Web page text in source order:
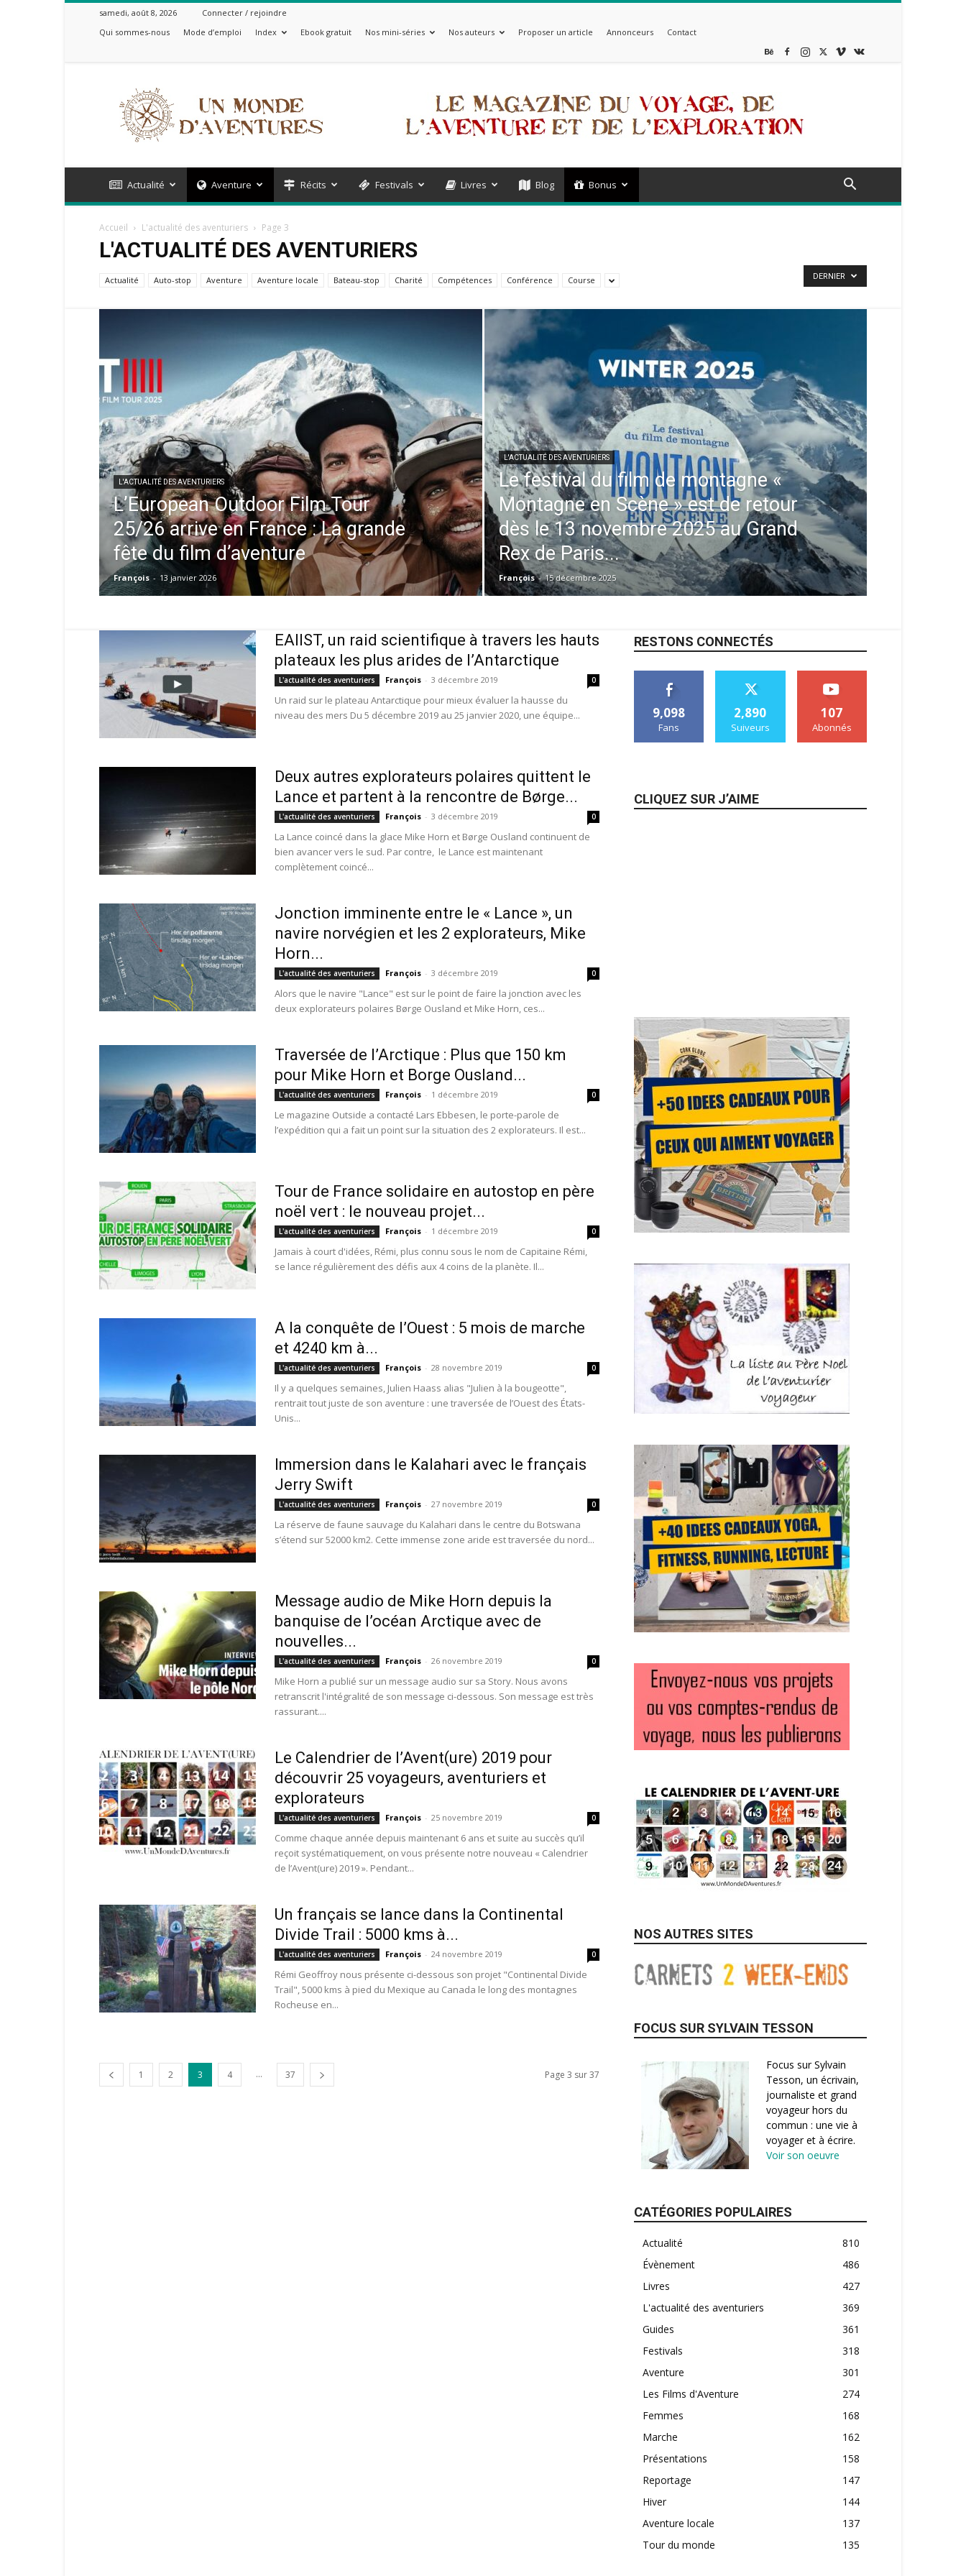
samedi, août 8, 2026
Connecter / rejoindre
Qui sommes-nous
Mode d’emploi Index Ebook gratuit Nos mini-séries Nos auteurs Proposer un article Annonceurs Contact
Monde
d'Aventures
Actualité Aventure Récits Festivals Livres Blog Bonus
Accueil L'actualité des aventuriers Page 3
L'ACTUALITÉ DES AVENTURIERS
Actualité Auto-stop Aventure Aventure locale Bateau-stop Charité Compétences Conférence Course DERNIER
L'ACTUALITÉ DES AVENTURIERS
L’European Outdoor Film Tour
25/26 arrive en France : La grande
fête du film d’aventure
François - 13 janvier 2026
L'ACTUALITÉ DES AVENTURIERS
Le festival du film de montagne «
Montagne en Scène » est de retour
dès le 13 novembre 2025 au Grand
Rex de Paris...
François - 15 décembre 2025
EAIIST, un raid scientifique à travers les hauts
plateaux les plus arides de l’Antarctique
L'actualité des aventuriers François - 3 décembre 2019 0
Un raid sur le plateau Antarctique pour mieux évaluer la hausse du
niveau des mers Du 5 décembre 2019 au 25 janvier 2020, une équipe...
Deux autres explorateurs polaires quittent le
Lance et partent à la rencontre de Børge...
L'actualité des aventuriers François - 3 décembre 2019 0
La Lance coincé dans la glace Mike Horn et Børge Ousland continuent de
bien avancer vers le sud. Par contre, le Lance est maintenant
complètement coincé...
Jonction imminente entre le « Lance », un
navire norvégien et les 2 explorateurs, Mike
Horn...
L'actualité des aventuriers François - 3 décembre 2019 0
Alors que le navire "Lance" est sur le point de faire la jonction avec les
deux explorateurs polaires Børge Ousland et Mike Horn, ces...
Traversée de l’Arctique : Plus que 150 km
pour Mike Horn et Borge Ousland...
L'actualité des aventuriers François - 1 décembre 2019 0
Le magazine Outside a contacté Lars Ebbesen, le porte-parole de
l’expédition qui a fait un point sur la situation des 2 explorateurs. Il est...
Tour de France solidaire en autostop en père
noël vert : le nouveau projet...
L'actualité des aventuriers François - 1 décembre 2019 0
Jamais à court d'idées, Rémi, plus connu sous le nom de Capitaine Rémi,
se lance régulièrement des défis aux 4 coins de la planète. Il...
A la conquête de l’Ouest : 5 mois de marche
et 4240 km à...
L'actualité des aventuriers François - 28 novembre 2019 0
Il y a quelques semaines, Julien Haass alias "Julien à la bougeotte",
rentrait tout juste de son aventure : une traversée de l’Ouest des États-
Unis...
Immersion dans le Kalahari avec le français
Jerry Swift
L'actualité des aventuriers François - 27 novembre 2019 0
La réserve de faune sauvage du Kalahari dans le centre du Botswana
s’étend sur 52000 km2. Cette immense zone aride est traversée du nord...
Message audio de Mike Horn depuis la
banquise de l’océan Arctique avec de
nouvelles...
L'actualité des aventuriers François - 26 novembre 2019 0
Mike Horn a publié sur un message audio sur sa Story. Nous avons
retranscrit l'intégralité de son message ci-dessous. Son message est très
rassurant....
Le Calendrier de l’Avent(ure) 2019 pour
découvrir 25 voyageurs, aventuriers et
explorateurs
L'actualité des aventuriers François - 25 novembre 2019 0
Comme chaque année depuis maintenant 6 ans et suite au succès qu’il
reçoit systématiquement, on vous présente notre nouveau « Calendrier
de l’Avent(ure) 2019 ». Pendant...
Un français se lance dans la Continental
Divide Trail : 5000 kms à...
L'actualité des aventuriers François - 24 novembre 2019 0
Rémi Geoffroy nous présente ci-dessous son projet "Continental Divide
Trail", 5000 kms à pied du Mexique au Canada le long des montagnes
Rocheuse en...
1 2 3 4 ... 37 Page 3 sur 37
RESTONS CONNECTÉS
9,098
Fans
2,890
Suiveurs
107
Abonnés
CLIQUEZ SUR J’AIME
NOS AUTRES SITES
FOCUS SUR SYLVAIN TESSON
Focus sur Sylvain
Tesson, un écrivain,
journaliste et grand
voyageur hors du
commun : une vie à
voyager et à écrire.
Voir son oeuvre
CATÉGORIES POPULAIRES
Actualité
810
Évènement
486
Livres
427
L'actualité des aventuriers
369
Guides
361
Festivals
318
Aventure
301
Les Films d'Aventure
274
Femmes
168
Marche
162
Présentations
158
Reportage
147
Hiver
144
Aventure locale
137
Tour du monde
135